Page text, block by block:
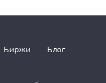
Биржи Блог